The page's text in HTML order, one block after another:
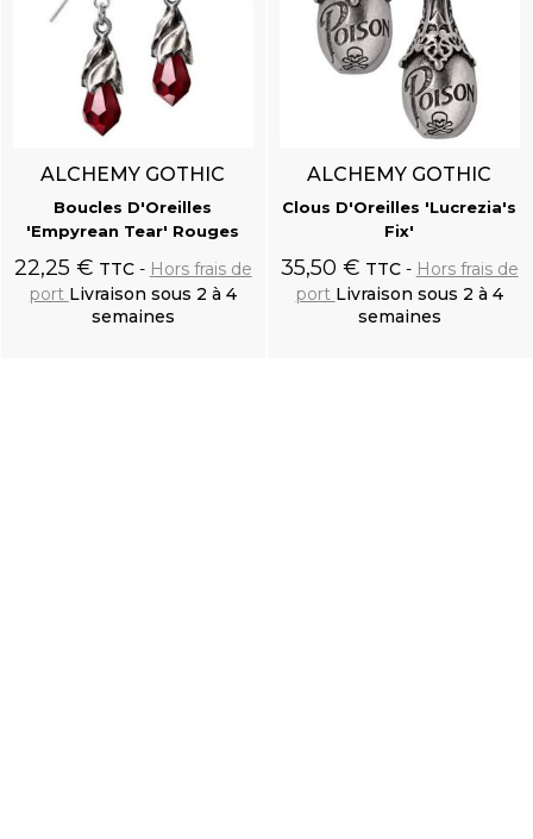
ALCHEMY GOTHIC
Boucles D'Oreilles
'Empyrean Tear' Rouges
22,25 € TTC
Hors frais de
port Livraison sous 2 à 4
semaines
ALCHEMY GOTHIC
Clous D'Oreilles 'Lucrezia's
Fix'
35,50 € TTC
Hors frais de
port Livraison sous 2 à 4
semaines